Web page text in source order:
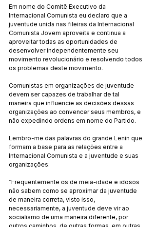
Em nome do Comitê Executivo da
Internacional Comunista eu declaro que a
juventude unida nas fileiras da Internacional
Comunista Jovem aproveita e continua a
aproveitar todas as oportunidades de
desenvolver independentemente seu
movimento revolucionário e resolvendo todos
os problemas deste movimento.
Comunistas em organizações de juventude
devem ser capazes de trabalhar de tal
maneira que influencie as decisões dessas
organizações ao convencer seus membros, e
não expedindo ordens em nome do Partido.
Lembro-me das palavras do grande Lenin que
formam a base para as relações entre a
Internacional Comunista e a juventude e suas
organizações:
“Frequentemente os de meia-idade e idosos
não sabem como se aproximar da juventude
de maneira correta, visto isso,
necessariamente, a juventude deve vir ao
socialismo de uma maneira diferente, por